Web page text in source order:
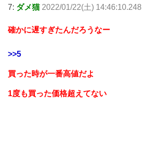
7: ダメ猫 2022/01/22(土) 14:46:10.248
確かに遅すぎたんだろうなー
>>5
買った時が一番高値だよ
1度も買った価格超えてない